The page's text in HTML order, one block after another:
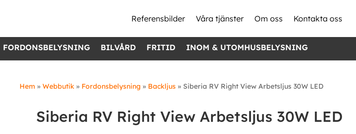
Referensbilder Våra tjänster Om oss Kontakta oss
FORDONSBELYSNING BILVÅRD FRITID INOM & UTOMHUSBELYSNING
Hem » Webbutik » Fordonsbelysning » Backljus » Siberia RV Right View Arbetsljus 30W LED
Siberia RV Right View Arbetsljus 30W LED